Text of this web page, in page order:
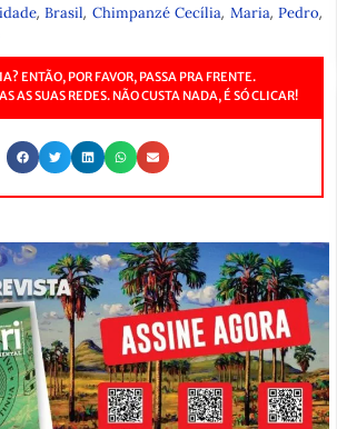
,Brasil, Chimpanzé Cecília, Maria,Pedro,
ENTÃO, POR FAVOR, PASSA PRA FRENTE.
AS SUAS REDES. NÃO CUSTA NADA, É SÓ CLICAR!